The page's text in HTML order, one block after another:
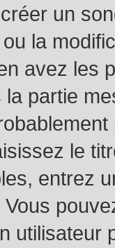
un
la
avez les
la partie
le
entrez